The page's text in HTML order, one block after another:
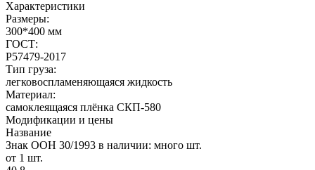
Характеристики
Размеры:
300*400 мм
ГОСТ:
Р57479-2017
Тип груза:
легковоспламеняющаяся жидкость
Материал:
самоклеящаяся плёнка СКП-580
Модификации и цены
Название
Знак ООН 30/1993 в наличии: много шт.
от 1 шт.